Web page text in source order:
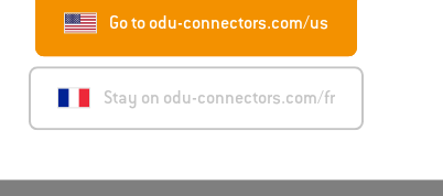
Go to odu-connectors.com/us
Stay on odu-connectors.com/fr